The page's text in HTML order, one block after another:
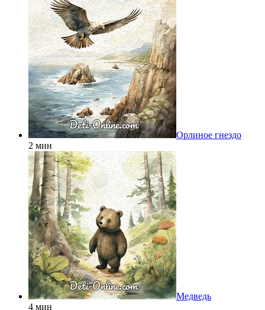
Орлиное гнездо
2 мин
Медведь
4 мин